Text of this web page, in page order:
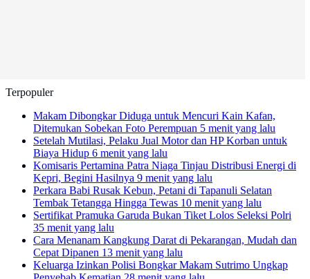
Terpopuler
Makam Dibongkar Diduga untuk Mencuri Kain Kafan,
Ditemukan Sobekan Foto Perempuan 5 menit yang lalu
Setelah Mutilasi, Pelaku Jual Motor dan HP Korban untuk
Biaya Hidup 6 menit yang lalu
Komisaris Pertamina Patra Niaga Tinjau Distribusi Energi di
Kepri, Begini Hasilnya 9 menit yang lalu
Perkara Babi Rusak Kebun, Petani di Tapanuli Selatan
Tembak Tetangga Hingga Tewas 10 menit yang lalu
Sertifikat Pramuka Garuda Bukan Tiket Lolos Seleksi Polri
35 menit yang lalu
Cara Menanam Kangkung Darat di Pekarangan, Mudah dan
Cepat Dipanen 13 menit yang lalu
Keluarga Izinkan Polisi Bongkar Makam Sutrimo Ungkap